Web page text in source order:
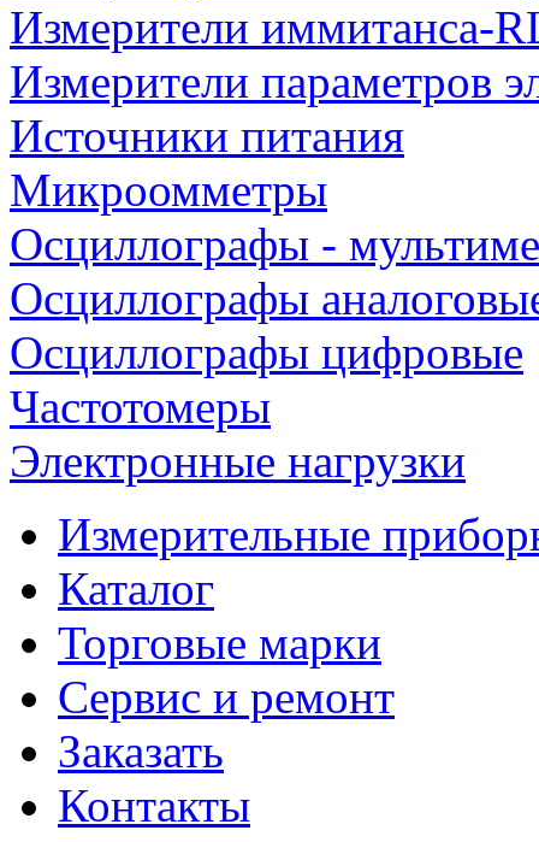
Измерители иммитанса-
Измерители параметров
Источники питания
Микроомметры
Осциллографы -
Осциллографы
Осциллографы цифровые
Частотомеры
Электронные нагрузки
Измерительные
Каталог
Торговые марки
Сервис и ремонт
Заказать
Контакты